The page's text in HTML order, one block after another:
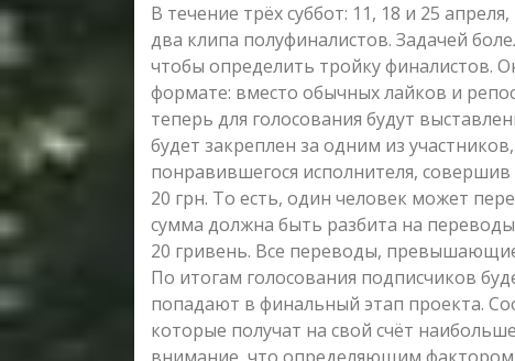
В течение трёх суббот: 11, 18 и 25
два клипа полуфиналистов. Задачей
чтобы определить тройку финалистов.
формате: вместо обычных лайков и
теперь для голосования будут
будет закреплен за одним из
понравившегося исполнителя,
20 грн. То есть, один человек может
сумма должна быть разбита на
20 гривень. Все переводы,
По итогам голосования подписчиков
попадают в финальный этап проекта.
которые получат на свой счёт